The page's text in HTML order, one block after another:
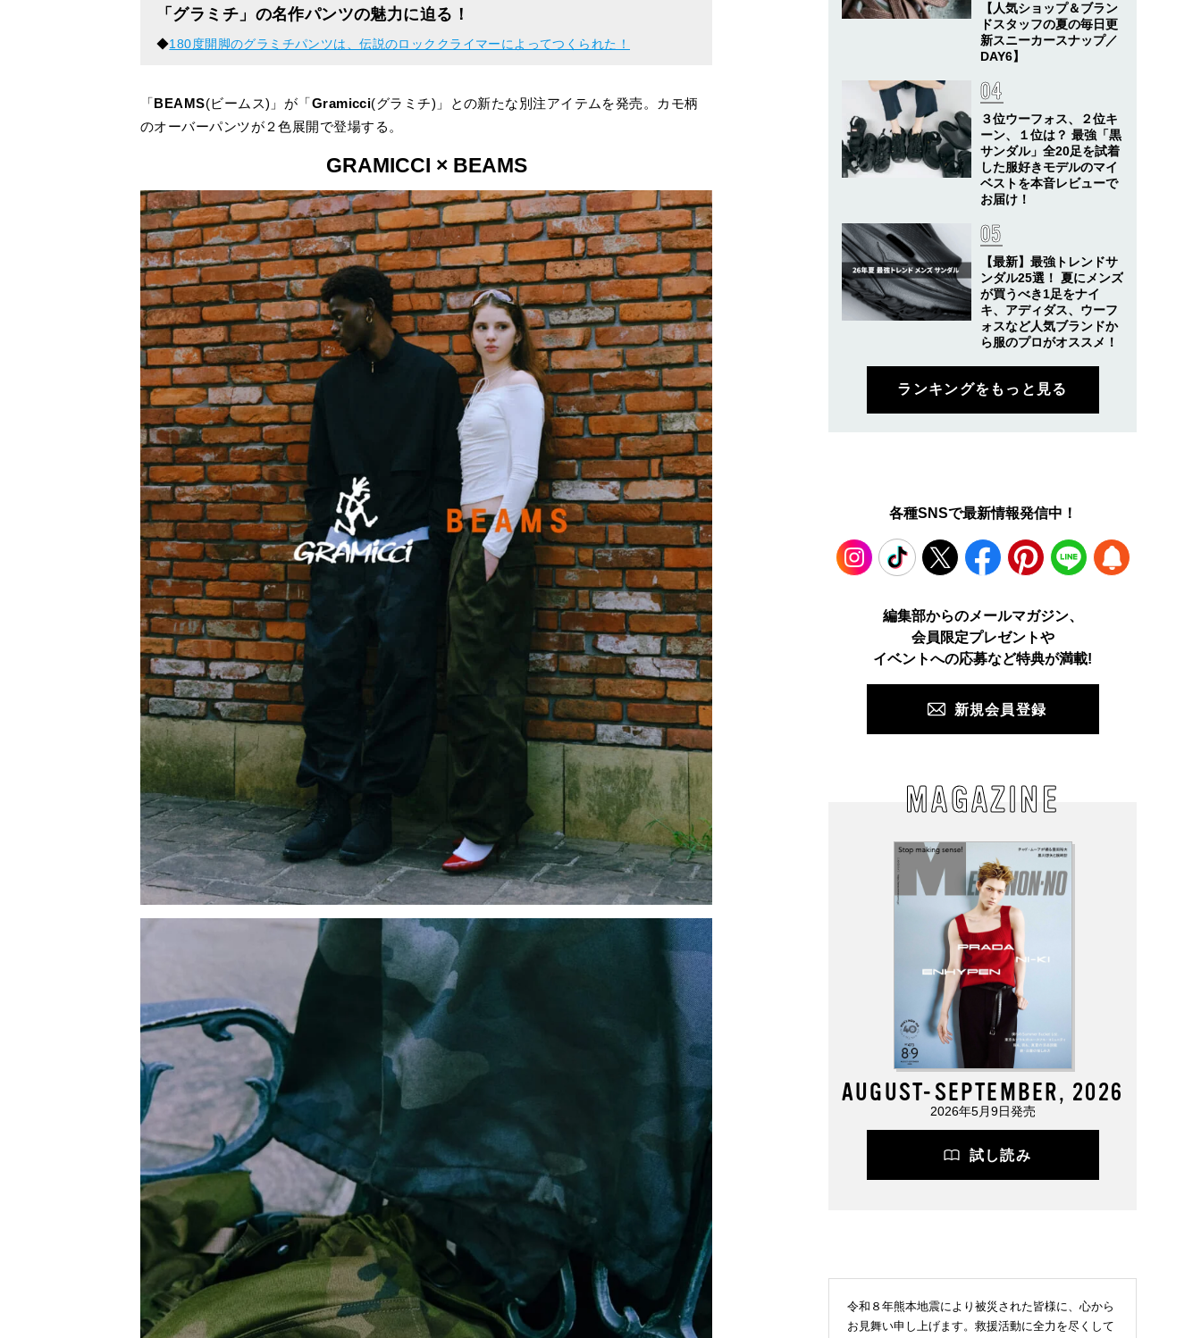
「グラミチ」の名作パンツの魅力に迫る！
◆180度開脚のグラミチパンツは、伝説のロッククライマーによってつくられた！
「BEAMS(ビームス)」が「Gramicci(グラミチ)」との新たな別注アイテムを発売。カモ柄
のオーバーパンツが２色展開で登場する。
GRAMICCI × BEAMS
【人気ショップ＆ブラン
ドスタッフの夏の毎日更
新スニーカースナップ／
DAY6】
３位ウーフォス、２位キ
ーン、１位は？ 最強「黒
サンダル」全20足を試着
した服好きモデルのマイ
ベストを本音レビューで
お届け！
【最新】最強トレンドサ
ンダル25選！ 夏にメンズ
が買うべき1足をナイ
キ、アディダス、ウーフ
ォスなど人気ブランドか
ら服のプロがオススメ！
ランキングをもっと見る
各種SNSで最新情報発信中！
TikTok Facebook Pinterest LINE
編集部からのメールマガジン、
会員限定プレゼントや
イベントへの応募など特典が満載!
新規会員登録
MAGAZINE
AUGUST-SEPTEMBER, 2026
2026年5月9日発売
試し読み
令和８年熊本地震により被災された皆様に、心から
お見舞い申し上げます。救援活動に全力を尽くして